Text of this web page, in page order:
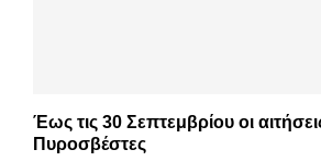
Έως τις 30 Σεπτεμβρίου οι
Πυροσβέστες